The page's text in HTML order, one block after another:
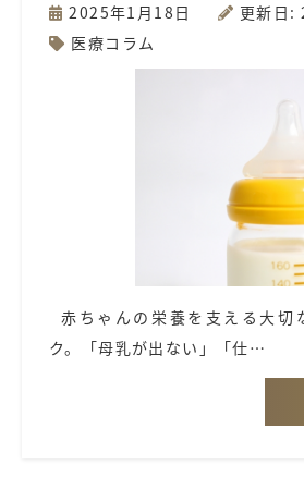
2025年1月18日
更新日:
医療コラム
赤ちゃんの栄養を支える大切
ク。「母乳が出ない」「仕…